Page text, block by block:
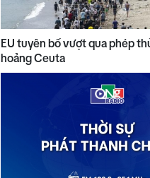
EU tuyên bố vượt qua phép
hoảng Ceuta